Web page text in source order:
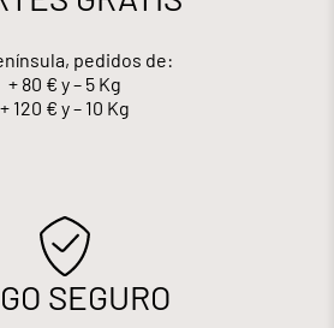
pedidos de:
+ 80 € y – 5 Kg
+ 120 € y – 10 Kg
SEGURO